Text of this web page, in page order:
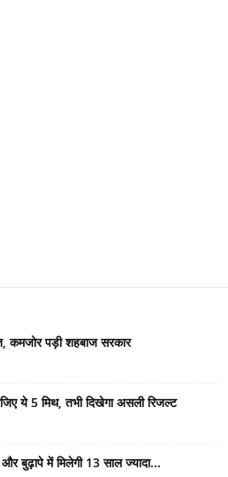
कमजोर पड़ी शहबाज सरकार
ये 5 मिथ, तभी दिखेगा असली रिजल्ट
बुढ़ापे में मिलेगी 13 साल ज्यादा...